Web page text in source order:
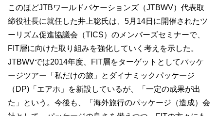
このほどJTBワールドバケーションズ（JTBWV）代表取
締役社長に就任した井上聡氏は、5月14日に開催されたツ
ーリズム促進協議会（TICS）のメンバーズセミナーで、
FIT層に向けた取り組みを強化していく考えを示した。
JTBWVでは2014年度、FIT層をターゲットとしてパッケ
ージツアー「私だけの旅」とダイナミックパッケージ
（DP)「エアホ」を新設しているが、「一定の成果が出
た」という。今後も、「海外旅行のパッケージ（造成）会